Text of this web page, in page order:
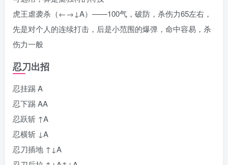
虎王虐袭杀（←→↓A）——100气，破防，杀伤力65左右，
先是对个人的连续打击，后是小范围的爆弹，命中容易，杀
伤力一般
忍刀出招
忍挂踢 A
忍下踢 AA
忍跃斩 ↑A
忍横斩 ↓A
忍刀插地 ↑↓A